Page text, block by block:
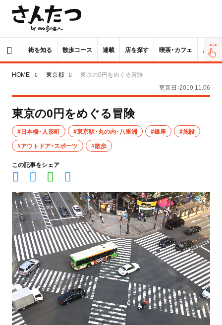
街を知る 散歩コース 連載 店を探す 喫茶・カフェ 居酒屋
HOME 東京都
東京の0円をめぐる冒険
更新日：2019.11.06
東京の0円をめぐる冒険
#日本橋・人形町 #東京駅・丸の内・八重洲 #銀座
#施設
#アウトドア・スポーツ
#散歩
この記事をシェア